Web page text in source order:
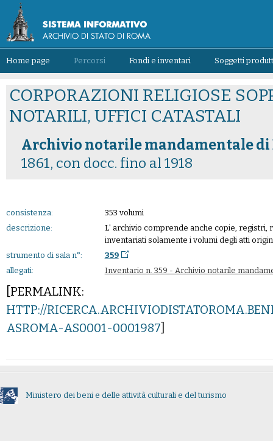
Home page Percorsi Fondi e inventari Soggetti
CORPORAZIONI RELIGIOSE
NOTARILI, UFFICI CATASTALI
Archivio notarile mandamentale di
1861, con docc. fino al 1918
consistenza:
353 volumi
descrizione:
L' archivio comprende anche copie, registri,
inventariati solamente i volumi degli atti
strumento di sala n°:
359
allegati:
Inventario n. 359 - Archivio notarile
[PERMALINK:
HTTP://
ASROMA-AS0001-0001987
Ministero dei beni e delle attività culturali e del turismo